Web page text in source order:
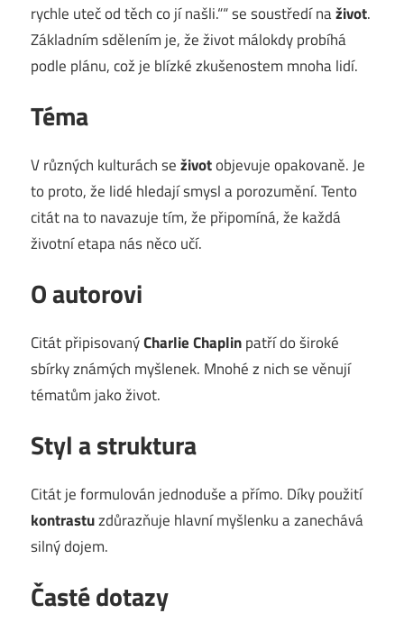
rychle uteč od těch co jí našli.““ se soustředí naživot.
Základním sdělením je, že život málokdy probíhá
podle plánu, což je blízké zkušenostem mnoha lidí.
Téma
V různých kulturách seživotobjevuje opakovaně. Je
to proto, že lidé hledají smysl a porozumění. Tento
citát na to navazuje tím, že připomíná, že každá
životní etapa nás něco učí.
O autorovi
Citát připisovanýCharlie Chaplinpatří do široké
sbírky známých myšlenek. Mnohé z nich se věnují
tématům jako život.
Styl a struktura
Citát je formulován jednoduše a přímo. Díky použití
kontrastuzdůrazňuje hlavní myšlenku a zanechává
silný dojem.
Časté dotazy